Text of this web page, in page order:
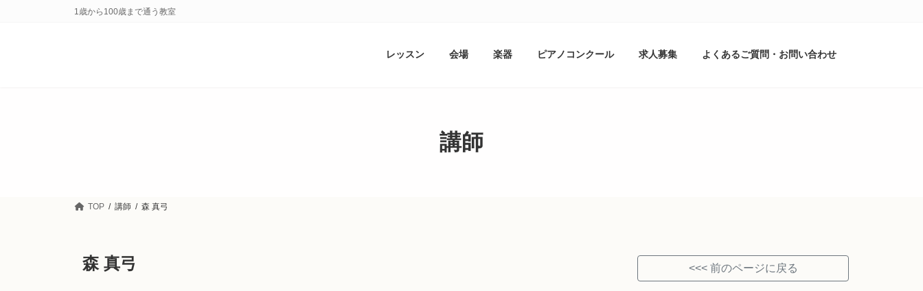
1歳から100歳まで通う教室
レッスン 会場 楽器 ピアノコンクール 求人募集 よくあるご質問・お問い合わせ
講師
TOP 講師 森 真弓
森 真弓